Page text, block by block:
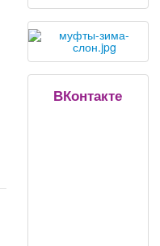
ВКонтакте